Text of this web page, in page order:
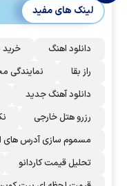
لینک های مفید
دانلود اهنگ
راز بقا
نمایندگی
دانلود آهنگ جدید
رزرو هتل خارجی
مسموم سازی آدرس های
تحلیل قیمت کاردانو